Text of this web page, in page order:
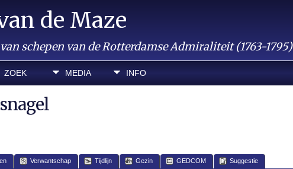
de Maze
schepen van de Rotterdamse Admiraliteit (1763-1795)
ZOEK MEDIA INFO
Verwantschap Tijdlijn Gezin GEDCOM
Suggestie